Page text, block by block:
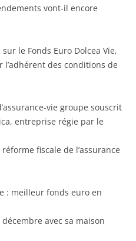
vont-il encore
le Fonds Euro Dolcea Vie,
des conditions de
vie groupe souscrit
entreprise régie par le
fiscale de l’assurance
: meilleur fonds euro en
avec sa maison